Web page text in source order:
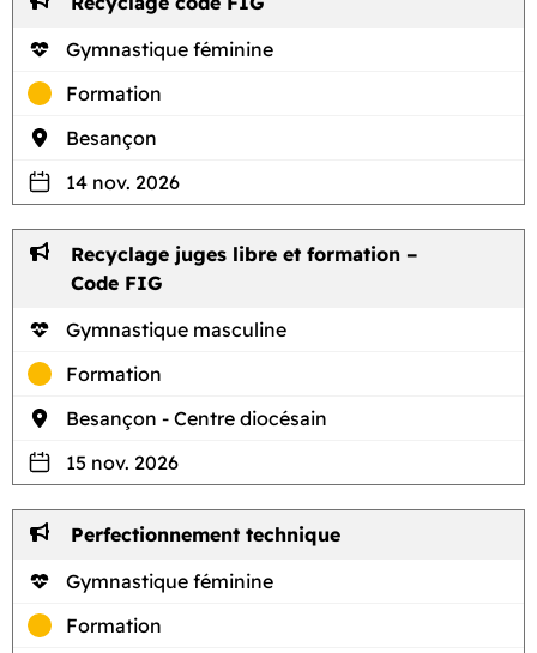
Gymnastique féminine
Formation
Besançon
14 nov. 2026
Recyclage juges libre et formation –
Code FIG
Gymnastique masculine
Formation
Besançon - Centre diocésain
15 nov. 2026
Perfectionnement technique
Gymnastique féminine
Formation